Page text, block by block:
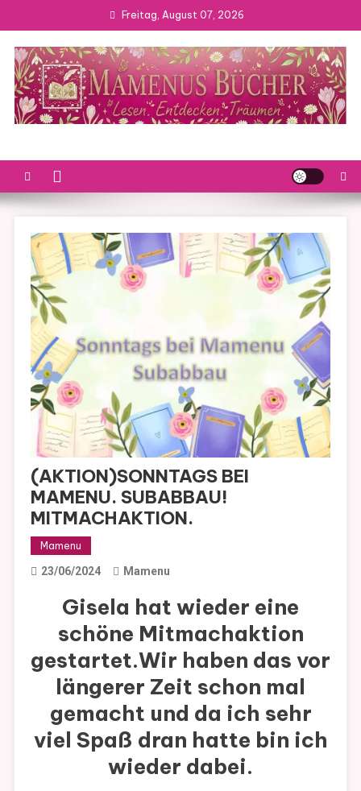
to
content
Freitag, August 07, 2026
(AKTION)SONNTAGS BEI
MAMENU. SUBABBAU!
MITMACHAKTION.
Mamenu
23/06/2024 Mamenu
Gisela hat wieder eine
schöne Mitmachaktion
gestartet.Wir haben das vor
längerer Zeit schon mal
gemacht und da ich sehr
viel Spaß dran hatte bin ich
wieder dabei.